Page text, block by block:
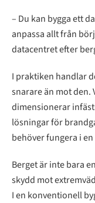
– Du kan bygga ett
anpassa allt från
datacentret efter
I praktiken handlar
snarare än mot
dimensionerar
lösningar för
behöver fungera i
Berget är inte bara
skydd mot
I en konventionell